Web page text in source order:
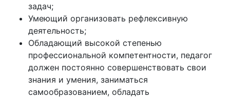
задач;
Умеющий организовать рефлексивную
деятельность;
Обладающий высокой степенью
профессиональной компетентности, педагог
должен постоянно совершенствовать свои
знания и умения, заниматься
самообразованием, обладать